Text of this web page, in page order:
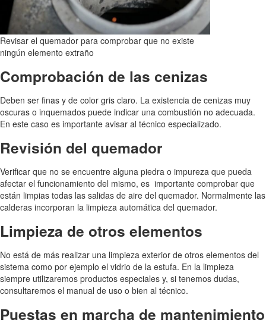
Revisar el quemador para comprobar que no existe
ningún elemento extraño
Comprobación de las cenizas
Deben ser finas y de color gris claro. La existencia de cenizas muy
oscuras o inquemados puede indicar una combustión no adecuada.
En este caso es importante avisar al técnico especializado.
Revisión del quemador
Verificar que no se encuentre alguna piedra o impureza que pueda
afectar el funcionamiento del mismo, es importante comprobar que
están limpias todas las salidas de aire del quemador. Normalmente las
calderas incorporan la limpieza automática del quemador.
Limpieza de otros elementos
No está de más realizar una limpieza exterior de otros elementos del
sistema como por ejemplo el vidrio de la estufa. En la limpieza
siempre utilizaremos productos especiales y, si tenemos dudas,
consultaremos el manual de uso o bien al técnico.
Puestas en marcha de mantenimiento